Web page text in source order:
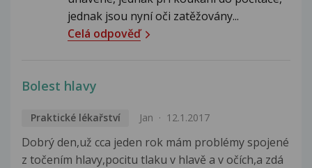
jednak jsou nyní oči zatěžovány...
Celá odpověď
Bolest hlavy
Praktické lékařství Jan 12.1.2017
Dobrý den,už cca jeden rok mám problémy spojené
z točením hlavy,pocitu tlaku v hlavě a v očích,a zdá